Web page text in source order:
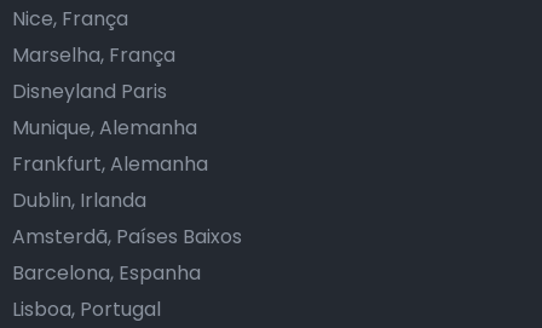
Nice, França
Marselha, França
Disneyland Paris
Munique, Alemanha
Frankfurt, Alemanha
Dublin, Irlanda
Amsterdã, Países Baixos
Barcelona, Espanha
Lisboa, Portugal